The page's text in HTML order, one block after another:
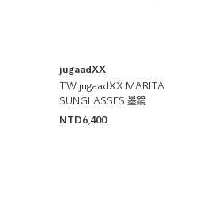
jugaadXX
TW jugaadXX MARITA
SUNGLASSES 墨鏡
NTD6,400